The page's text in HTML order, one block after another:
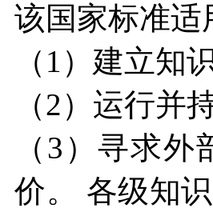
该国家标准适
（1） 建立知
（2） 运行并
（3）寻求外
价。
各级知